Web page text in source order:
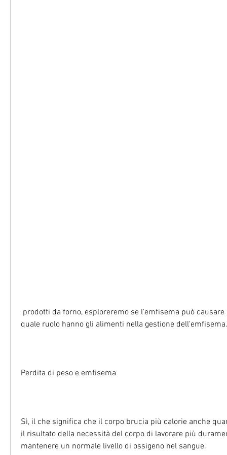
quale ruolo hanno gli alimenti nella gestione dell'emfisema.
Perdita di peso e emfisema
Sì, il che significa che il corpo brucia più calorie anche
il risultato della necessità del corpo di lavorare più
mantenere un normale livello di ossigeno nel sangue.